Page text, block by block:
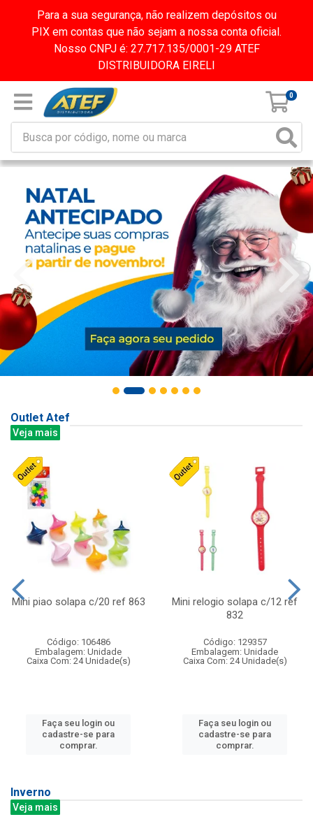
Para a sua segurança, não realizem depósitos ou
PIX em contas que não sejam a nossa conta oficial.
Nosso CNPJ é: 27.717.135/0001-29 ATEF
DISTRIBUIDORA EIRELI
0
Outlet Atef
Veja mais
Mini piao solapa c/20 ref 863
Código: 106486
Embalagem: Unidade
Caixa Com: 24 Unidade(s)
Faça seu login ou
cadastre-se para
comprar.
Mini relogio solapa c/12 ref
832
Código: 129357
Embalagem: Unidade
Caixa Com: 24 Unidade(s)
Faça seu login ou
cadastre-se para
comprar.
Inverno
Veja mais